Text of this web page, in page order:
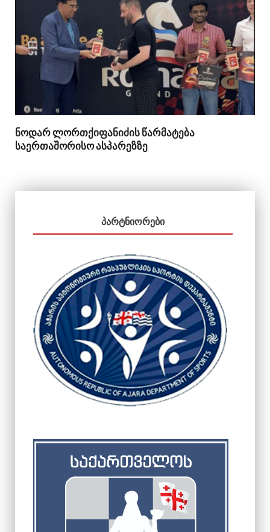
ნოდარ ლორთქიფანიძის წარმატება
საერთაშორისო ასპარეზზე
ᲞᲐᲠᲢᲜᲘᲝᲠᲔᲑᲘ